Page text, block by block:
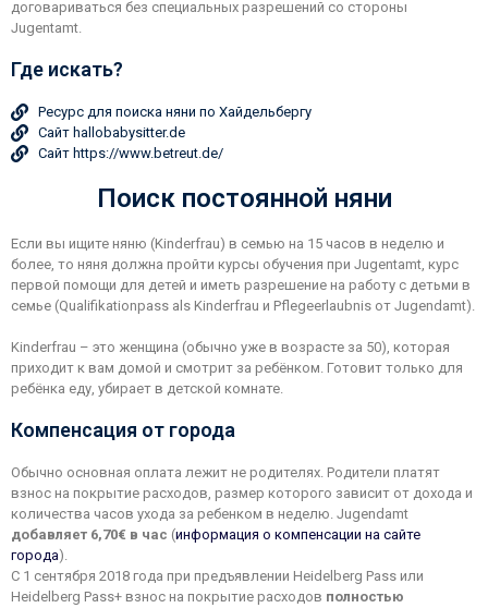
договариваться без специальных разрешений со стороны
Jugentamt.
Где искать?
Ресурс для поиска няни по Хайдельбергу
Сайт hallobabysitter.de
Сайт https://www.betreut.de/
Поиск постоянной няни
Если вы ищите няню (Kinderfrau) в семью на 15 часов в неделю и
более, то няня должна пройти курсы обучения при Jugentamt, курс
первой помощи для детей и иметь разрешение на работу с детьми в
семье (Qualifikationpass als Kinderfrau и Pflegeerlaubnis от Jugendamt).
Kinderfrau – это женщина (обычно уже в возрасте за 50), которая
приходит к вам домой и смотрит за ребёнком. Готовит только для
ребёнка еду, убирает в детской комнате.
Компенсация от города
Обычно основная оплата лежит не родителях. Родители платят
взнос на покрытие расходов, размер которого зависит от дохода и
количества часов ухода за ребенком в неделю. Jugendamt
добавляет 6,70€ в час (информация о компенсации на сайте
города).
С 1 сентября 2018 года при предъявлении Heidelberg Pass или
Heidelberg Pass+ взнос на покрытие расходов полностью